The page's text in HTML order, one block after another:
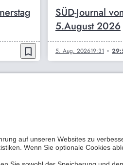
bookmark_border
SÜD-Journal
5.August 2026
5. Aug. 202619:31